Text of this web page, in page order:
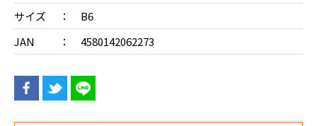
サイズ
B6
JAN
4580142062273